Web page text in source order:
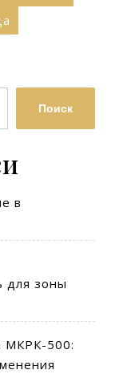
Поиск
в
для зоны
МКРК-500: